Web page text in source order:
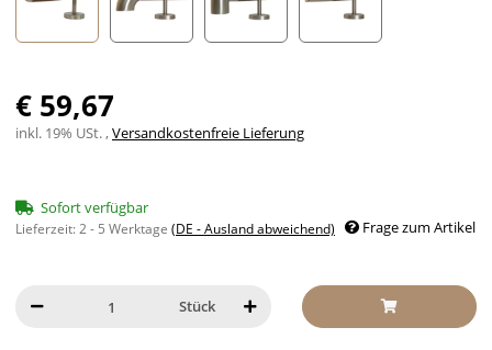
€ 59,67
inkl. 19% USt. ,Versandkostenfreie Lieferung
Sofort verfügbar
Lieferzeit:2 - 5 Werktage (DE - Ausland abweichend) Frage zum Artikel
Stück